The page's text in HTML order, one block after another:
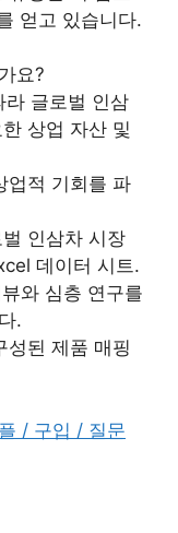
얻고 있습니다.
요?
라 글로벌 인삼
상업 자산 및
업적 기회를 파
인삼차 시장
데이터 시트.
와 심층 연구를
.
성된 제품 매핑
/ 구입 / 질문